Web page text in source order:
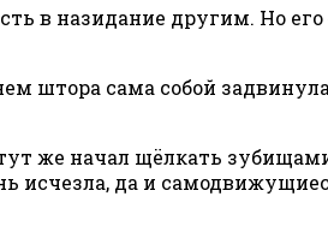
в назидание другим. Но его
штора сама собой
же начал щёлкать
исчезла, да и